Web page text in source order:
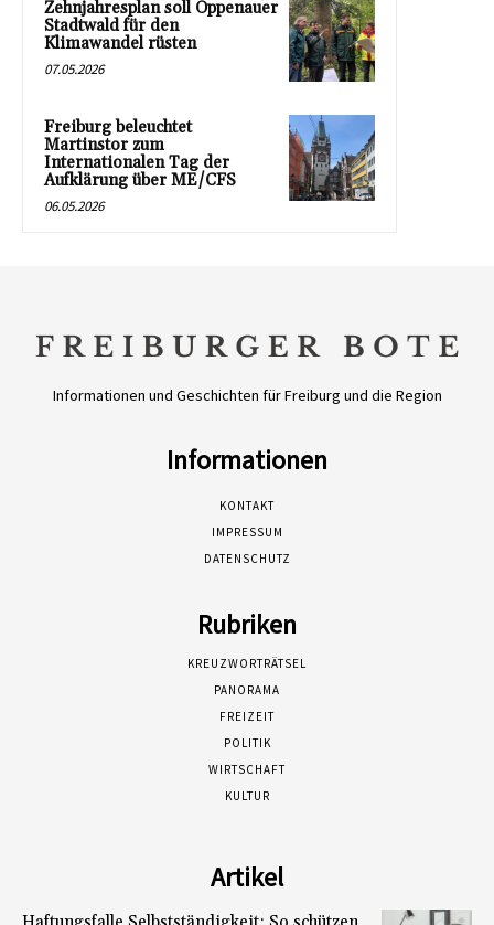
Zehnjahresplan soll Oppenauer
Stadtwald für den
Klimawandel rüsten
07.05.2026
Freiburg beleuchtet
Martinstor zum
Internationalen Tag der
Aufklärung über ME/CFS
06.05.2026
Informationen und Geschichten für Freiburg und die Region
Informationen
KONTAKT
IMPRESSUM
DATENSCHUTZ
Rubriken
KREUZWORTRÄTSEL
PANORAMA
FREIZEIT
POLITIK
WIRTSCHAFT
KULTUR
Artikel